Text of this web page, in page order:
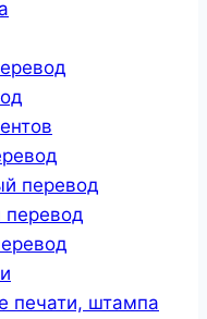
перевод
перевод
печати, штампа